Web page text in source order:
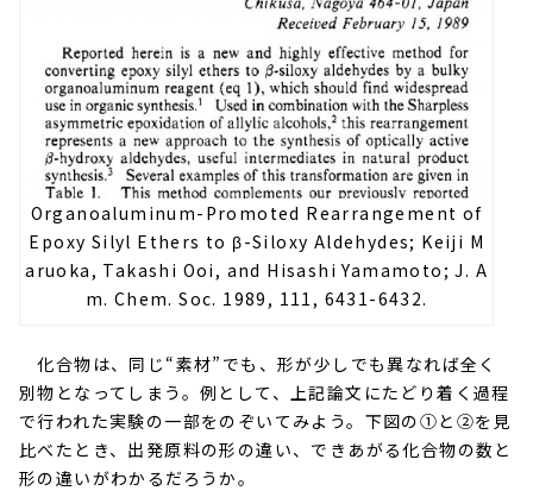
Organoaluminum-Promoted Rearrangement of
Epoxy Silyl Ethers to β-Siloxy Aldehydes; Keiji M
aruoka, Takashi Ooi, and Hisashi Yamamoto; J. A
m. Chem. Soc. 1989, 111, 6431-6432.
化合物は、同じ“素材”でも、形が少しでも異なれば全く
別物となってしまう。例として、上記論文にたどり着く過程
で行われた実験の一部をのぞいてみよう。下図の①と②を見
比べたとき、出発原料の形の違い、できあがる化合物の数と
形の違いがわかるだろうか。